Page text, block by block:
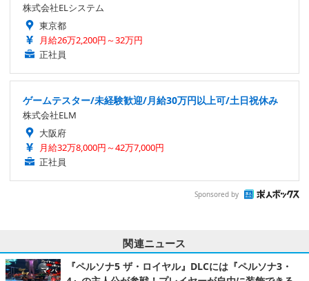
株式会社ELシステム
東京都
月給26万2,200円～32万円
正社員
ゲームテスター/未経験歓迎/月給30万円以上可/土日祝休み
株式会社ELM
大阪府
月給32万8,000円～42万7,000円
正社員
Sponsored by
関連ニュース
『ペルソナ5 ザ・ロイヤル』DLCには『ペルソナ3・